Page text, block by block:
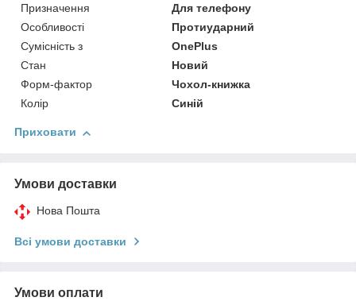
Призначення
Для телефону
Особливості
Протиударний
Сумісність з
OnePlus
Стан
Новий
Форм-фактор
Чохол-книжка
Колір
Синій
Приховати
Умови доставки
Нова Пошта
Всі умови доставки
Умови оплати